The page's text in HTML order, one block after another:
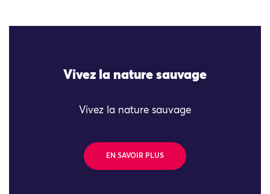
Vivez la nature sauvage
Vivez la nature sauvage
EN SAVOIR PLUS